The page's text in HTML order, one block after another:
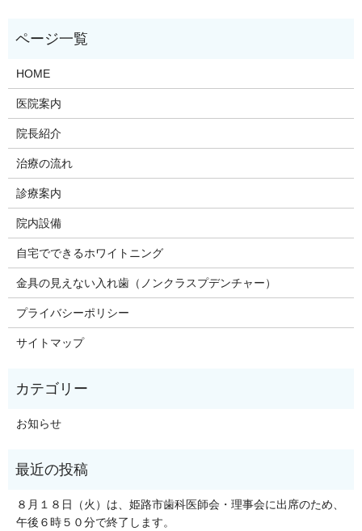
HOME
医院案内
院長紹介
治療の流れ
診療案内
院内設備
自宅でできるホワイトニング
金具の見えない入れ歯（ノンクラスプデンチャー）
プライバシーポリシー
サイトマップ
お知らせ
８月１８日（火）は、姫路市歯科医師会・理事会に出席のため、
午後６時５０分で終了します。